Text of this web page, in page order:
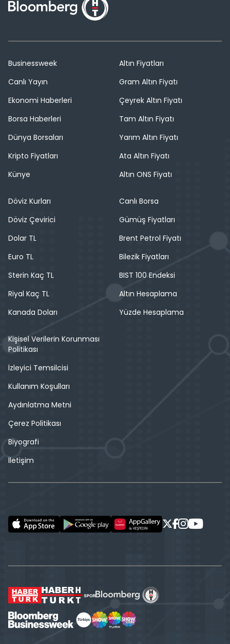
Businessweek
Canlı Yayın
Ekonomi Haberleri
Borsa Haberleri
Dünya Borsaları
Kripto Fiyatları
Künye
Altın Fiyatları
Gram Altın Fiyatı
Çeyrek Altın Fiyatı
Tam Altın Fiyatı
Yarım Altın Fiyatı
Ata Altın Fiyatı
Altın ONS Fiyatı
Döviz Kurları
Döviz Çevirici
Dolar TL
Euro TL
Sterin Kaç TL
Riyal Kaç TL
Kanada Doları
Canlı Borsa
Gümüş Fiyatları
Brent Petrol Fiyatı
Bilezik Fiyatları
BIST 100 Endeksi
Altın Hesaplama
Yüzde Hesaplama
Kişisel Verilerin Korunması
Politikası
İzleyici Temsilcisi
Kullanım Koşulları
Aydınlatma Metni
Çerez Politikası
Biyografi
İletişim